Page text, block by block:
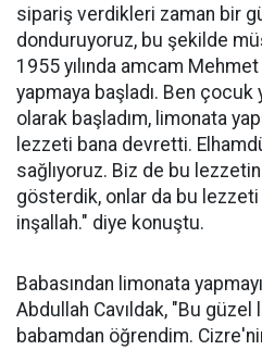
sipariş verdikleri zaman bir
donduruyoruz, bu şekilde
1955 yılında amcam
yapmaya başladı. Ben çocuk
olarak başladım, limonata
lezzeti bana devretti.
sağlıyoruz. Biz de bu lezzetin
gösterdik, onlar da bu lezzeti
inşallah." diye konuştu.
Babasından limonata
Abdullah Cavıldak, "Bu güzel
babamdan öğrendim.